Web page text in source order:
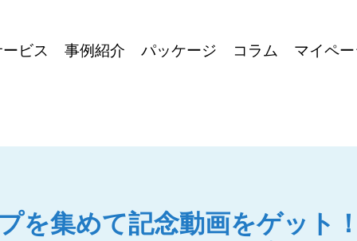
ビス 事例紹介 パッケージ コラム マイペ
を集めて記念動画をゲット